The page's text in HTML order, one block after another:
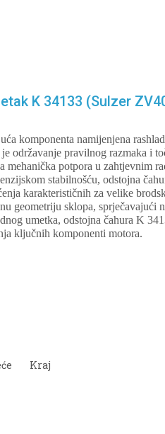
K 34133 (Sulzer
komponenta namijenjena
održavanje pravilnog razmaka i
potpora u zahtjevnim
stabilnošću, odstojna
karakterističnih za velike
geometriju sklopa, sprječavajući
umetka, odstojna čahura K
ključnih komponenti motora.
Kraj